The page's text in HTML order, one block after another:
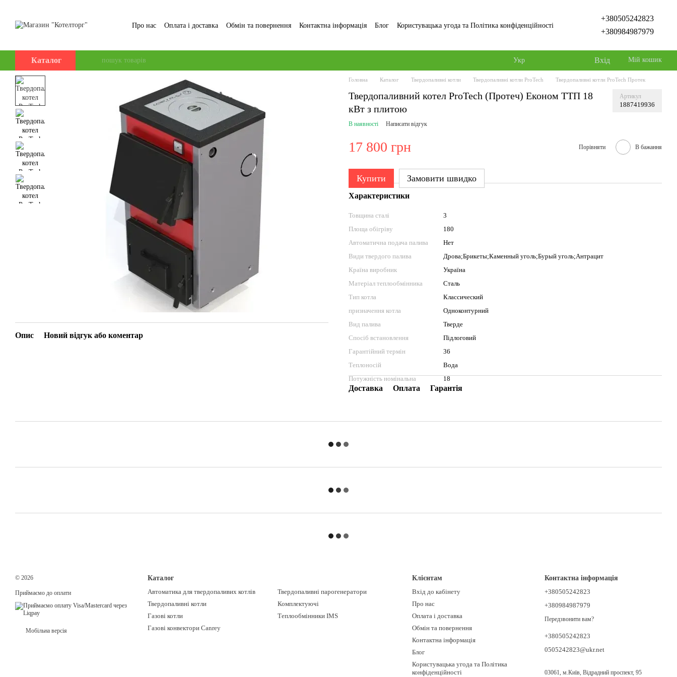
Про нас Оплата і доставка Обмін та повернення Контактна інформація Блог
Користувацька угода та Політика конфіденційності
+380505242823
+380984987979
Каталог Укр Вхід Мій кошик
Опис Новий відгук або коментар
Головна Каталог Твердопаливні котли Твердопаливні котли ProTech Твердопаливні котли ProTech Протек
Твердопаливний котел ProTech (Протеч) Економ ТТП 18
кВт з плитою
Артикул
1887419936
В наявності Написати відгук
17 800 грн Порівняти В бажання
Купити Замовити швидко
Характеристики
Товщина сталі
3
Площа обігріву
180
Автоматична подача палива
Нет
Види твердого палива
Дрова;Брикеты;Каменный уголь;Бурый уголь;Антрацит
Країна виробник
Україна
Матеріал теплообмінника
Сталь
Тип котла
Классический
призначення котла
Одноконтурний
Вид палива
Тверде
Спосіб встановлення
Підлоговий
Гарантійний термін
36
Теплоносій
Вода
Потужність номінальна
18
Доставка Оплата Гарантія
© 2026
Приймаємо до оплати
Мобільна версія
Каталог
Автоматика для твердопаливих котлів
Твердопаливні котли
Газові котли
Газові конвектори Canrey
Твердопаливні парогенератори
Комплектуючі
Теплообмінники IMS
Клієнтам
Вхід до кабінету
Про нас
Оплата і доставка
Обмін та повернення
Контактна інформація
Блог
Користувацька угода та Політика
конфіденційності
Контактна інформація
+380505242823
+380984987979
Передзвонити вам?
+380505242823
0505242823@ukr.net
03061, м.Київ, Відрадний проспект, 95